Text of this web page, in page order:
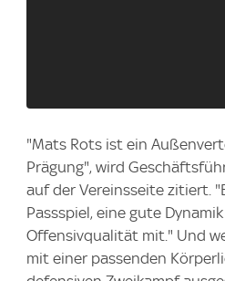
"Mats Rots ist ein
Prägung", wird
auf der Vereinsseite zitiert.
Passspiel, eine gute
Offensivqualität mit." Und
mit einer passenden